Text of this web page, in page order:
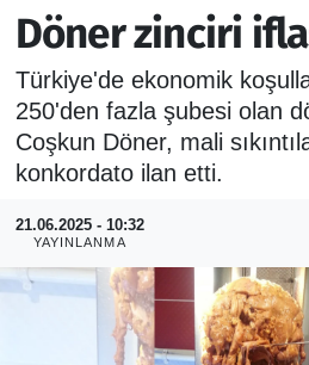
Döner zinciri
Türkiye'de ekonomik
250'den fazla şubesi olan
Coşkun Döner, mali
konkordato ilan etti.
21.06.2025 - 10:32
YAYINLANMA
GENEL
EKONOMİ
SİYASET
SPOR
ASAYİŞ
RESMİ REKLAM
İzmir Trafik Yoğunluk
Puan Durumu ve Fikstür
Tüm Manşetler
Son Dakika Haberleri
Haber Arşivi